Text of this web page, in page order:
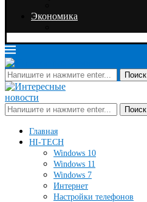
Экономика
Поиск
Поиск
Главная
HI-TECH
Windows 10
Windows 11
Windows 7
Интернет
Настройки телефонов